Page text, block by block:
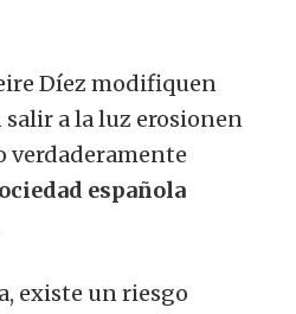
Díez modifiquen
salir a la luz erosionen
verdaderamente
española
existe un riesgo